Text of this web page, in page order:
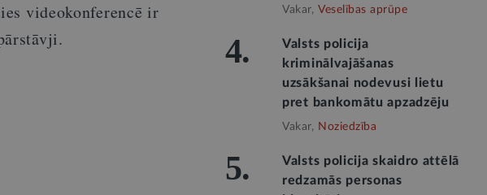
videokonferencē ir
Vakar, Veselības aprūpe
4.
Valsts policija
kriminālvajāšanas
uzsākšanai nodevusi lietu
pret bankomātu apzadzēju
Vakar, Noziedzība
5.
Valsts policija skaidro attēlā
redzamās personas